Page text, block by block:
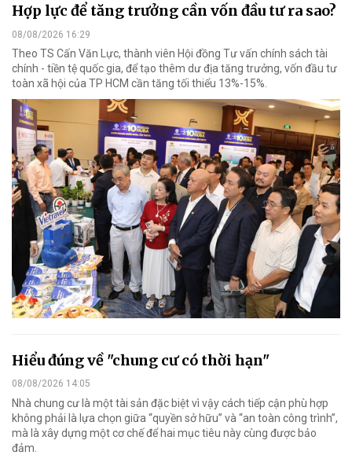
Hợp lực để tăng trưởng cần vốn đầu tư ra sao?
08/08/2026 16:29
Theo TS Cấn Văn Lực, thành viên Hội đồng Tư vấn chính sách tài
chính - tiền tệ quốc gia, để tạo thêm dư địa tăng trưởng, vốn đầu tư
toàn xã hội của TP HCM cần tăng tối thiểu 13%-15%.
Hiểu đúng về "chung cư có thời hạn"
08/08/2026 14:05
Nhà chung cư là một tài sản đặc biệt vì vậy cách tiếp cận phù hợp
không phải là lựa chọn giữa “quyền sở hữu” và “an toàn công trình”,
mà là xây dựng một cơ chế để hai mục tiêu này cùng được bảo
đảm.